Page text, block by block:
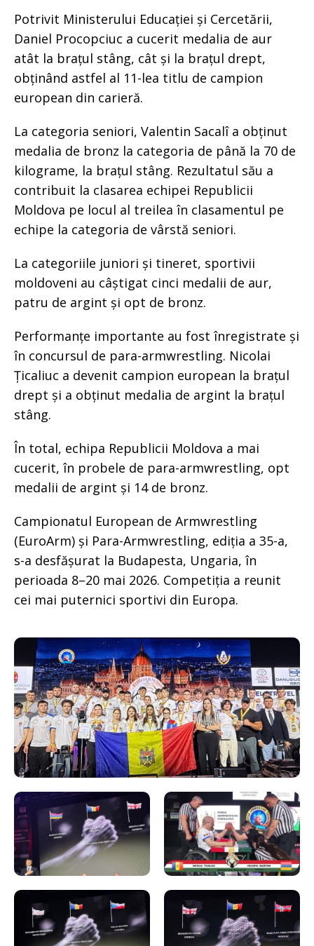
Potrivit Ministerului Educației și Cercetării,
Daniel Procopciuc a cucerit medalia de aur
atât la brațul stâng, cât și la brațul drept,
obținând astfel al 11-lea titlu de campion
european din carieră.
La categoria seniori, Valentin Sacalî a obținut
medalia de bronz la categoria de până la 70 de
kilograme, la brațul stâng. Rezultatul său a
contribuit la clasarea echipei Republicii
Moldova pe locul al treilea în clasamentul pe
echipe la categoria de vârstă seniori.
La categoriile juniori și tineret, sportivii
moldoveni au câștigat cinci medalii de aur,
patru de argint și opt de bronz.
Performanțe importante au fost înregistrate și
în concursul de para-armwrestling. Nicolai
Țicaliuc a devenit campion european la brațul
drept și a obținut medalia de argint la brațul
stâng.
În total, echipa Republicii Moldova a mai
cucerit, în probele de para-armwrestling, opt
medalii de argint și 14 de bronz.
Campionatul European de Armwrestling
(EuroArm) și Para-Armwrestling, ediția a 35-a,
s-a desfășurat la Budapesta, Ungaria, în
perioada 8–20 mai 2026. Competiția a reunit
cei mai puternici sportivi din Europa.